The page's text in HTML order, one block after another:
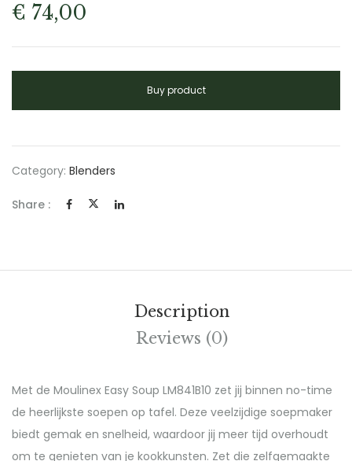
€ 74,00
Buy product
Category: Blenders
Share :
Description
Reviews (0)
Met de Moulinex Easy Soup LM841B10 zet jij binnen no-time
de heerlijkste soepen op tafel. Deze veelzijdige soepmaker
biedt gemak en snelheid, waardoor jij meer tijd overhoudt
om te genieten van je kookkunsten. Zet die zelfgemaakte